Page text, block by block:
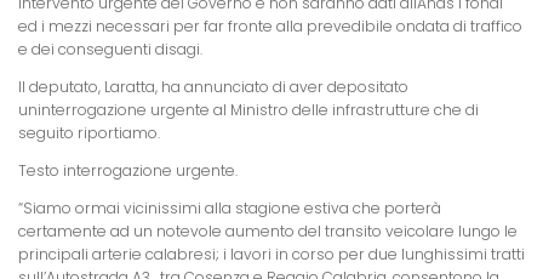
ed i mezzi necessari per far fronte alla prevedibile ondata di traffico
e dei conseguenti disagi.
Il deputato, Laratta, ha annunciato di aver depositato
uninterrogazione urgente al Ministro delle infrastrutture che di
seguito riportiamo.
Testo interrogazione urgente.
“Siamo ormai vicinissimi alla stagione estiva che porterà
certamente ad un notevole aumento del transito veicolare lungo le
principali arterie calabresi; i lavori in corso per due lunghissimi tratti